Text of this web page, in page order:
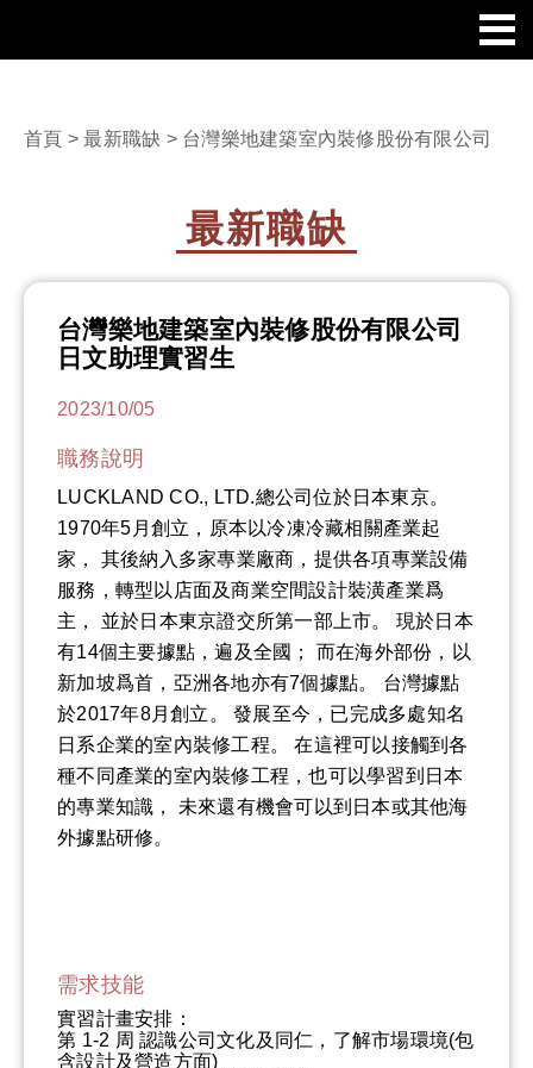
首頁 >最新職缺 > 台灣樂地建築室內裝修股份有限公司
最新職缺
台灣樂地建築室內裝修股份有限公司
日文助理實習生
2023/10/05
職務說明
LUCKLAND CO., LTD.總公司位於日本東京。
1970年5月創立，原本以冷凍冷藏相關產業起
家， 其後納入多家專業廠商，提供各項專業設備
服務，轉型以店面及商業空間設計裝潢產業爲
主， 並於日本東京證交所第一部上市。 現於日本
有14個主要據點，遍及全國； 而在海外部份，以
新加坡爲首，亞洲各地亦有7個據點。 台灣據點
於2017年8月創立。 發展至今，已完成多處知名
日系企業的室內裝修工程。 在這裡可以接觸到各
種不同產業的室內裝修工程，也可以學習到日本
的專業知識， 未來還有機會可以到日本或其他海
外據點研修。
需求技能
實習計畫安排：
第 1-2 周 認識公司文化及同仁，了解市場環境(包
含設計及營造方面)